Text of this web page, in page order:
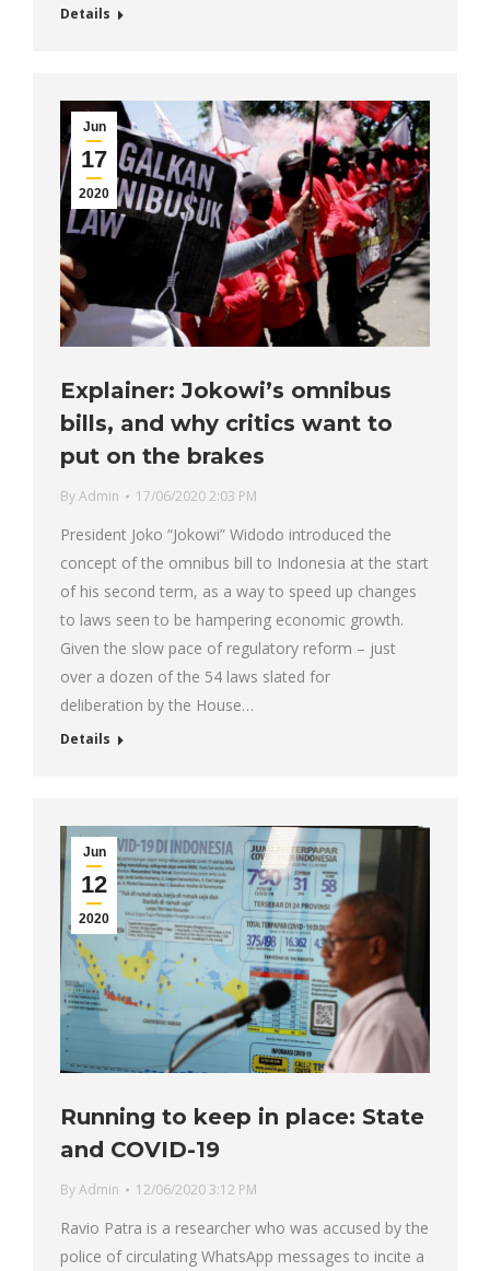
Details
Jun
17
2020
Explainer: Jokowi’s omnibus
bills, and why critics want to
put on the brakes
ByAdmin 17/06/2020 2:03 PM
President Joko “Jokowi” Widodo introduced the
concept of the omnibus bill to Indonesia at the start
of his second term, as a way to speed up changes
to laws seen to be hampering economic growth.
Given the slow pace of regulatory reform – just
over a dozen of the 54 laws slated for
deliberation by the House…
Details
Jun
12
2020
Running to keep in place: State
and COVID-19
ByAdmin 12/06/2020 3:12 PM
Ravio Patra is a researcher who was accused by the
police of circulating WhatsApp messages to incite a